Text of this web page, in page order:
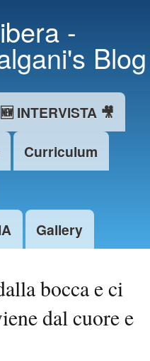
-
Blog
🆕 INTERVISTA 🎥
Curriculum
Gallery
bocca e ci
dal cuore e